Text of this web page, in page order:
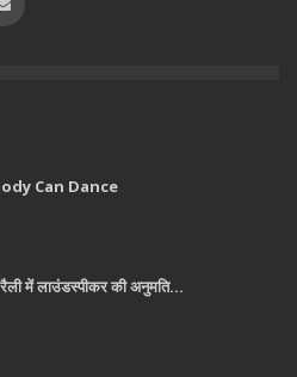
Can Dance
में लाउंडस्पीकर की अनुमति…